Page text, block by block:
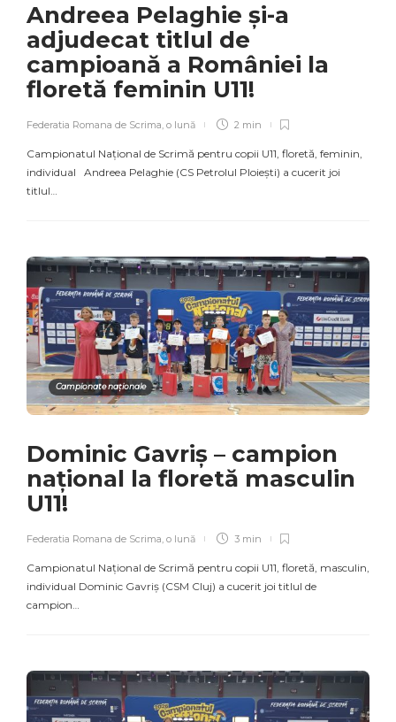
Andreea Pelaghie și-a
adjudecat titlul de
campioană a României la
floretă feminin U11!
Federatia Romana de Scrima, o lună 2 min
Campionatul Național de Scrimă pentru copii U11, floretă, feminin,
individual Andreea Pelaghie (CS Petrolul Ploiești) a cucerit joi
titlul…
Campionate naționale
Dominic Gavriș – campion
național la floretă masculin
U11!
Federatia Romana de Scrima, o lună 3 min
Campionatul Național de Scrimă pentru copii U11, floretă, masculin,
individual Dominic Gavriș (CSM Cluj) a cucerit joi titlul de
campion…